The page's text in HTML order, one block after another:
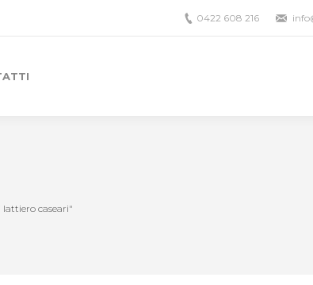
0422 608 216
caseari"